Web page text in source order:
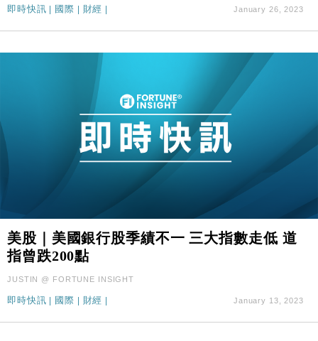
即時快訊 | 國際 | 財經 | January 26, 2023
美股｜美國銀行股季績不一 三大指數走低 道
指曾跌200點
JUSTIN @ FORTUNE INSIGHT
即時快訊 | 國際 | 財經 | January 13, 2023